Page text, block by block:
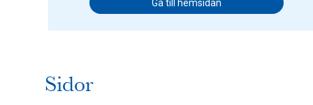
Gå till hemsidan
Sidor